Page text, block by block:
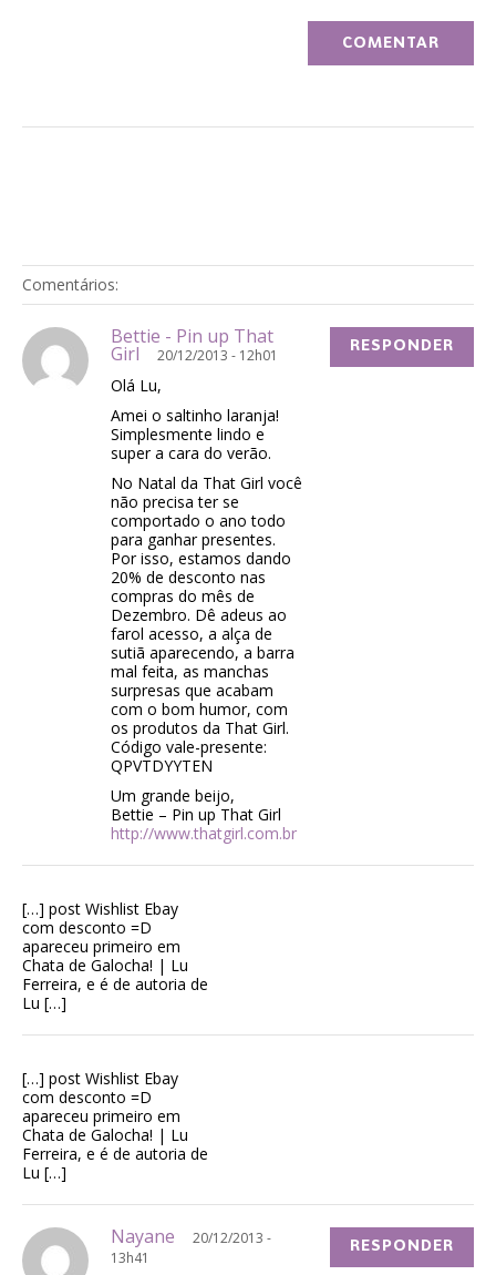
Comentários:
Bettie - Pin up That
Girl 20/12/2013 - 12h01
Olá Lu,
Amei o saltinho laranja!
Simplesmente lindo e
super a cara do verão.
No Natal da That Girl você
não precisa ter se
comportado o ano todo
para ganhar presentes.
Por isso, estamos dando
20% de desconto nas
compras do mês de
Dezembro. Dê adeus ao
farol acesso, a alça de
sutiã aparecendo, a barra
mal feita, as manchas
surpresas que acabam
com o bom humor, com
os produtos da That Girl.
Código vale-presente:
QPVTDYYTEN
Um grande beijo,
Bettie – Pin up That Girl
http://www.thatgirl.com.br
RESPONDER
[…] post Wishlist Ebay
com desconto =D
apareceu primeiro em
Chata de Galocha! | Lu
Ferreira, e é de autoria de
Lu […]
[…] post Wishlist Ebay
com desconto =D
apareceu primeiro em
Chata de Galocha! | Lu
Ferreira, e é de autoria de
Lu […]
Nayane
20/12/2013 -
13h41
RESPONDER